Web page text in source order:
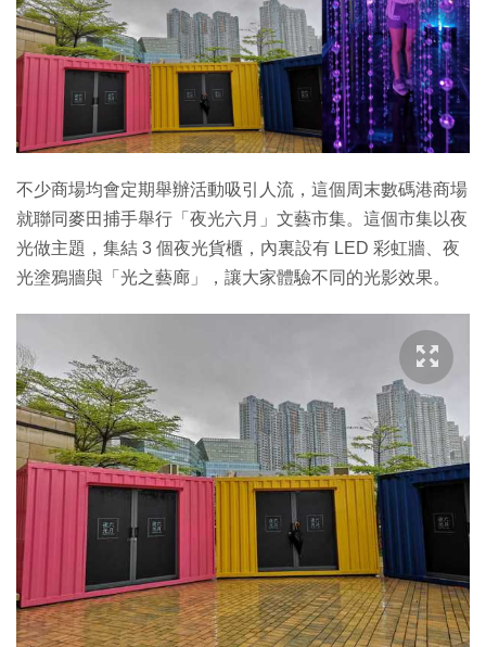
Enterprise Digital Transformation
特集
不少商場均會定期舉辦活動吸引人流，這個周末數碼港商場
就聯同麥田捕手舉行「夜光六月」文藝市集。這個市集以夜
光做主題，集結 3 個夜光貨櫃，內裏設有 LED 彩虹牆、夜
光塗鴉牆與「光之藝廊」，讓大家體驗不同的光影效果。